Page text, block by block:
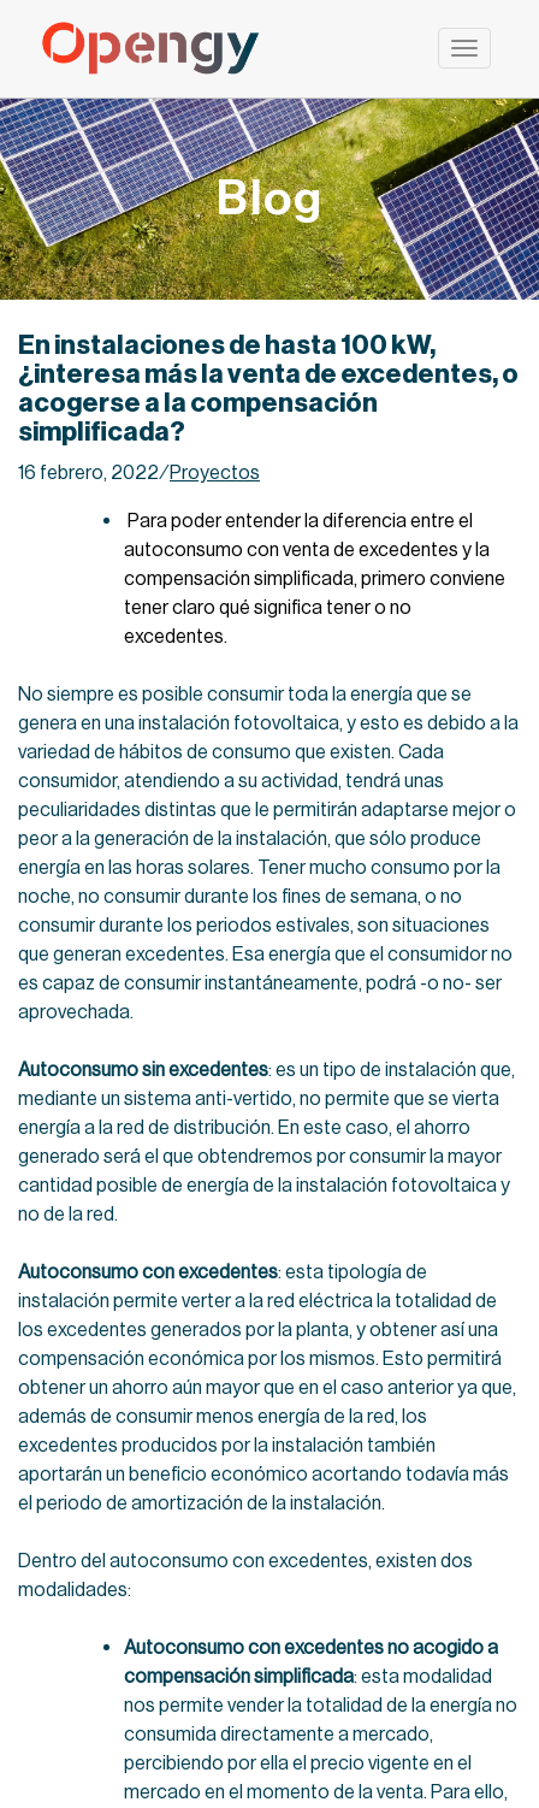
contenido
Blog
En instalaciones de hasta 100 kW,
¿interesa más la venta de excedentes, o
acogerse a la compensación
simplificada?
16 febrero, 2022 ⁄Proyectos
Para poder entender la diferencia entre el
autoconsumo con venta de excedentes y la
compensación simplificada, primero conviene
tener claro qué significa tener o no
excedentes.
No siempre es posible consumir toda la energía que se
genera en una instalación fotovoltaica, y esto es debido a la
variedad de hábitos de consumo que existen. Cada
consumidor, atendiendo a su actividad, tendrá unas
peculiaridades distintas que le permitirán adaptarse mejor o
peor a la generación de la instalación, que sólo produce
energía en las horas solares. Tener mucho consumo por la
noche, no consumir durante los fines de semana, o no
consumir durante los periodos estivales, son situaciones
que generan excedentes. Esa energía que el consumidor no
es capaz de consumir instantáneamente, podrá -o no- ser
aprovechada.
Autoconsumo sin excedentes: es un tipo de instalación que,
mediante un sistema anti-vertido, no permite que se vierta
energía a la red de distribución. En este caso, el ahorro
generado será el que obtendremos por consumir la mayor
cantidad posible de energía de la instalación fotovoltaica y
no de la red.
Autoconsumo con excedentes: esta tipología de
instalación permite verter a la red eléctrica la totalidad de
los excedentes generados por la planta, y obtener así una
compensación económica por los mismos. Esto permitirá
obtener un ahorro aún mayor que en el caso anterior ya que,
además de consumir menos energía de la red, los
excedentes producidos por la instalación también
aportarán un beneficio económico acortando todavía más
el periodo de amortización de la instalación.
Dentro del autoconsumo con excedentes, existen dos
modalidades:
Autoconsumo con excedentes no acogido a
compensaciónsimplificada: esta modalidad
nos permite vender la totalidad de la energía no
consumida directamente a mercado,
percibiendo por ella el precio vigente en el
mercado en el momento de la venta. Para ello,